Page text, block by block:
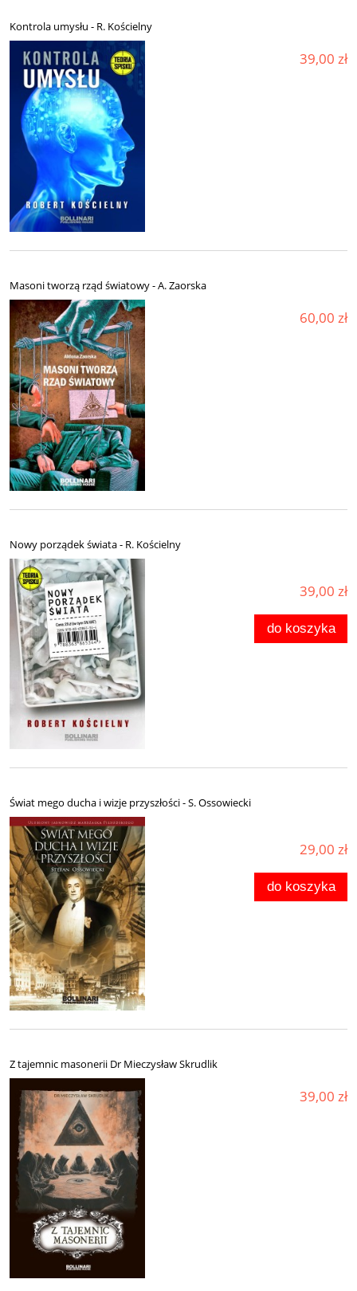
Kontrola umysłu - R. Kościelny
39,00 zł
Masoni tworzą rząd światowy - A. Zaorska
60,00 zł
Nowy porządek świata - R. Kościelny
39,00 zł
do koszyka
Świat mego ducha i wizje przyszłości - S. Ossowiecki
29,00 zł
do koszyka
Z tajemnic masonerii Dr Mieczysław Skrudlik
39,00 zł